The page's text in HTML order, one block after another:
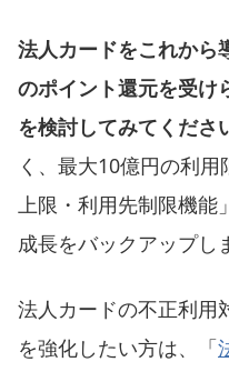
法人カードをこれから
のポイント還元を受け
を検討してみてくださ
く、最大10億円の利
上限・利用先制限機能
成長をバックアップし
法人カードの不正利用
を強化したい方は、「